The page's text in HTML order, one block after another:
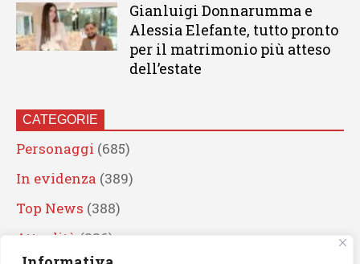
Gianluigi Donnarumma e
Alessia Elefante, tutto pronto
per il matrimonio più atteso
dell’estate
CATEGORIE
Personaggi (685)
In evidenza (389)
Top News (388)
Attualità (336)